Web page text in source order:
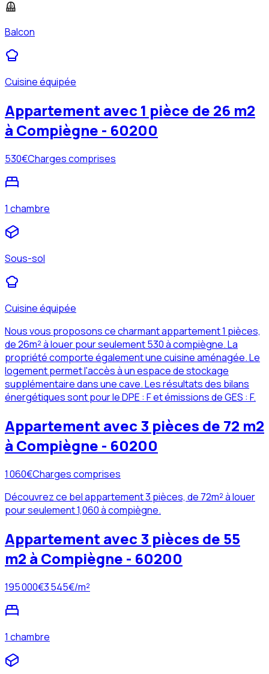
Balcon
Cuisine équipée
Appartement avec 1 pièce de 26 m2
à Compiègne - 60200
530€Charges comprises
1 chambre
Sous-sol
Cuisine équipée
Nous vous proposons ce charmant appartement 1 pièces,
de 26m² à louer pour seulement 530 à compiègne. La
propriété comporte également une cuisine aménagée. Le
logement permet l'accès à un espace de stockage
supplémentaire dans une cave. Les résultats des bilans
énergétiques sont pour le DPE : F et émissions de GES : F.
Appartement avec 3 pièces de 72 m2
à Compiègne - 60200
1 060€Charges comprises
Découvrez ce bel appartement 3 pièces, de 72m² à louer
pour seulement 1,060 à compiègne.
Appartement avec 3 pièces de 55
m2 à Compiègne - 60200
195 000€3 545€/m²
1 chambre